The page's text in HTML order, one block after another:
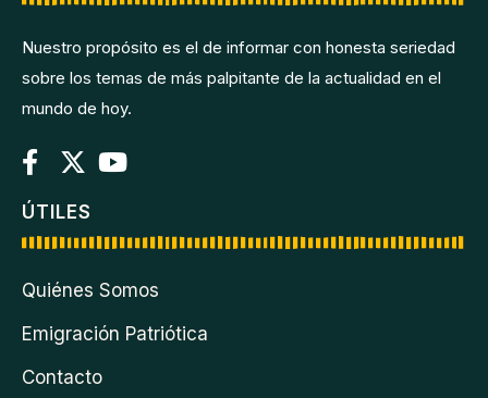
Nuestro propósito es el de informar con honesta seriedad
sobre los temas de más palpitante de la actualidad en el
mundo de hoy.
ÚTILES
Quiénes Somos
Emigración Patriótica
Contacto